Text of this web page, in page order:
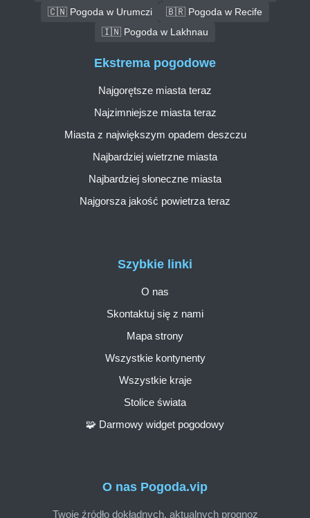
🇨🇳 Pogoda w Urumczi
🇧🇷 Pogoda w Recife
🇮🇳 Pogoda w Lakhnau
O nas Pogoda.vip
Twoje źródło dokładnych, aktualnych prognoz
Szybkie linki
O nas
Skontaktuj się z nami
Mapa strony
Wszystkie kontynenty
Wszystkie kraje
Stolice świata
🧩 Darmowy widget pogodowy
Ekstrema pogodowe
Najgorętsze miasta teraz
Najzimniejsze miasta teraz
Miasta z największym opadem deszczu
Najbardziej wietrzne miasta
Najbardziej słoneczne miasta
Najgorsza jakość powietrza teraz